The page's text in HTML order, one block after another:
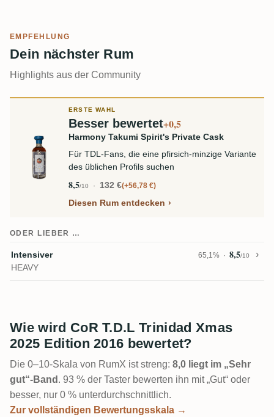
EMPFEHLUNG
Dein nächster Rum
Highlights aus der Community
ERSTE WAHL
Besser bewertet+0,5
Harmony Takumi Spirit's Private Cask
Für TDL-Fans, die eine pfirsich-minzige Variante
des üblichen Profils suchen
8,5/10 132 € +56,78 €
Diesen Rum entdecken
ODER LIEBER …
Intensiver 65,1% 8,5/10
HEAVY
Wie wird CoR T.D.L Trinidad Xmas
2025 Edition 2016 bewertet?
Die 0–10-Skala von RumX ist streng: 8,0 liegt im „Sehr
gut“-Band . 93 % der Taster bewerten ihn mit „Gut“ oder
besser, nur 0 % unterdurchschnittlich.
Zur vollständigen Bewertungsskala →